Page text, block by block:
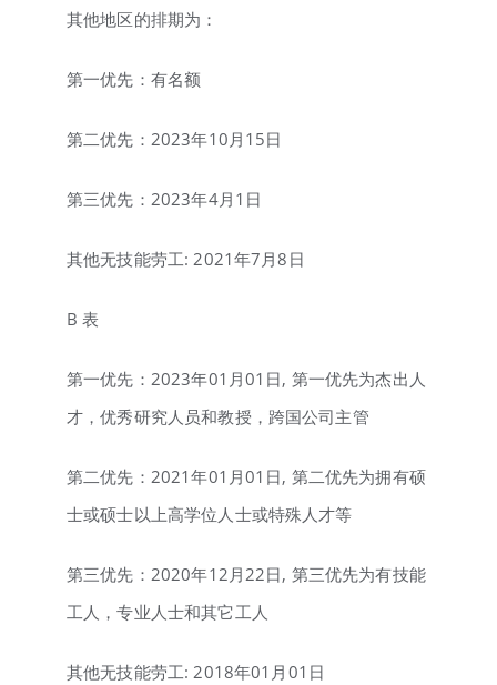
其他地区的排期为：
第一优先：有名额
第二优先：2023年10月15日
第三优先：2023年4月1日
其他无技能劳工: 2021年7月8日
B 表
第一优先：2023年01月01日, 第一优先为杰出人
才，优秀研究人员和教授，跨国公司主管
第二优先：2021年01月01日, 第二优先为拥有硕
士或硕士以上高学位人士或特殊人才等
第三优先：2020年12月22日, 第三优先为有技能
工人，专业人士和其它工人
其他无技能劳工: 2018年01月01日